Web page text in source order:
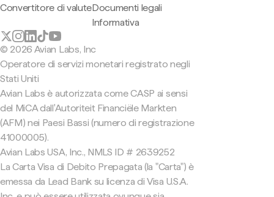
Convertitore di valuteDocumenti legali
Informativa
© 2026 Avian Labs, Inc
Operatore di servizi monetari registrato negli
Stati Uniti
Avian Labs è autorizzata come CASP ai sensi
del MiCA dall'Autoriteit Financiële Markten
(AFM) nei Paesi Bassi (numero di registrazione
41000005).
Avian Labs USA, Inc., NMLS ID # 2639252
La Carta Visa di Debito Prepagata (la "Carta") è
emessa da Lead Bank su licenza di Visa U.S.A.